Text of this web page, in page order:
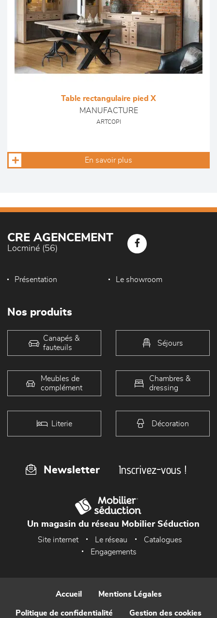
Table rectangulaire pied X
MANUFACTURE
ARTCOPI
En savoir plus
CRE AGENCEMENT
Locminé (56)
Présentation Le showroom
Nos produits
Canapés &
fauteuils
Séjours
Meubles de
complément
Chambres &
dressing
Literie Décoration
Newsletter Inscrivez-vous !
Un magasin du réseau Mobilier Séduction
Site internet Le réseau
Catalogues
Engagements
Accueil Mentions Légales
Politique de confidentialité Gestion des cookies